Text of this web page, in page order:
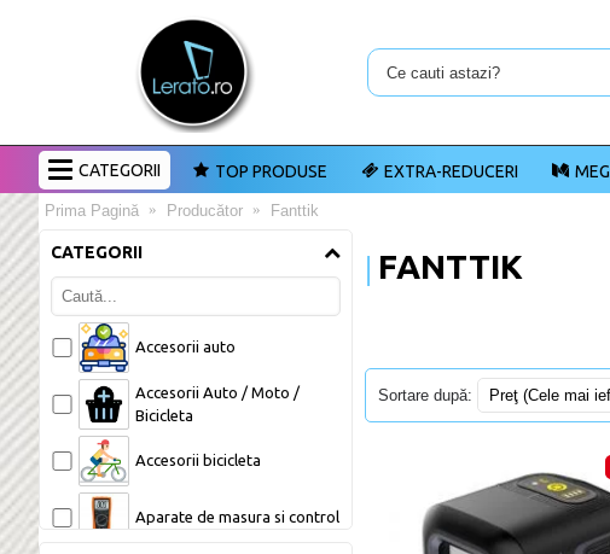
CATEGORII TOP PRODUSE EXTRA-REDUCERI
Prima Pagină Producător Fanttik
CATEGORII
Accesorii auto
Accesorii Auto / Moto /
Bicicleta
Accesorii bicicleta
Aparate de masura si control
FANTTIK
Sortare după: